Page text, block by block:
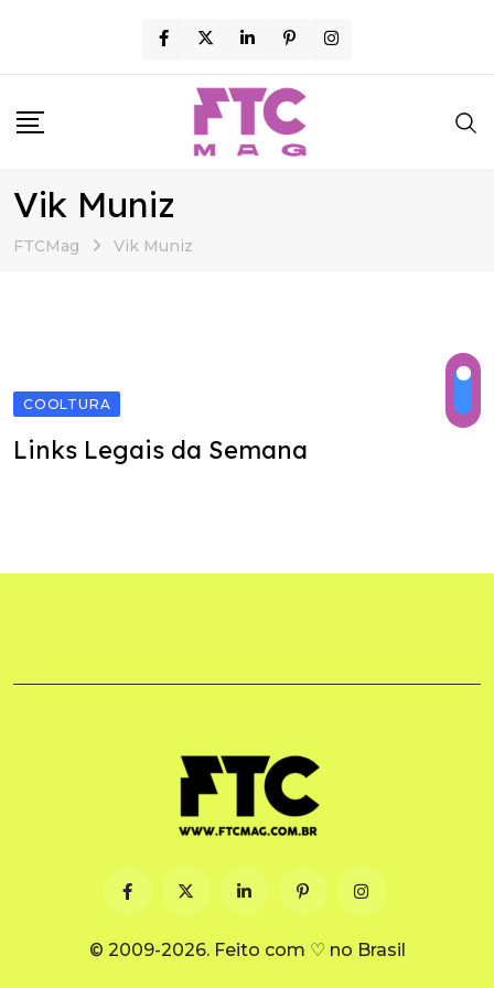
content
Vik Muniz
FTCMag Vik Muniz
COOLTURA
Links Legais da Semana
© 2009-2026. Feito com ♡ no Brasil